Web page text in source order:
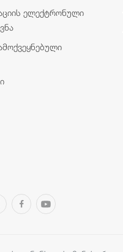
ელექტრონული